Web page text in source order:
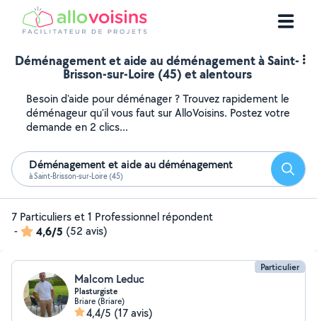
Déménagement et aide au déménagement à Saint-
Brisson-sur-Loire (45) et alentours
Besoin d'aide pour déménager ? Trouvez rapidement le
déménageur qu'il vous faut sur AlloVoisins. Postez votre
demande en 2 clics...
Déménagement et aide au déménagement
à Saint-Brisson-sur-Loire (45)
7 Particuliers et 1 Professionnel répondent
-
4,6/5 (52 avis)
Particulier
Malcom Leduc
Plasturgiste
Briare (Briare)
4,4/5 (17 avis)